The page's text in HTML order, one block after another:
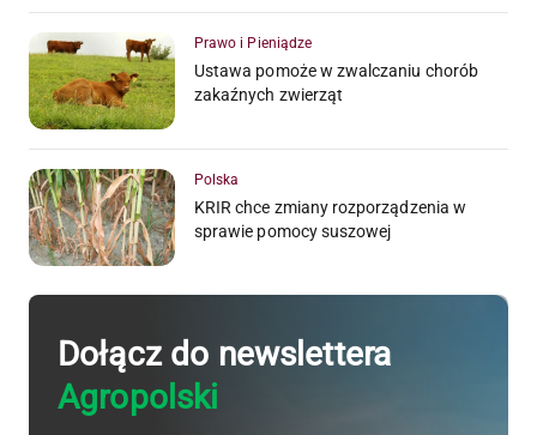
Prawo i Pieniądze
Ustawa pomoże w zwalczaniu chorób
zakaźnych zwierząt
Polska
KRIR chce zmiany rozporządzenia w
sprawie pomocy suszowej
Dołącz do newslettera
Agropolski